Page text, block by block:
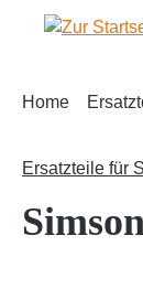
Hauptinhalt
Zur Suche
Zur
Home
Ersatzteile für